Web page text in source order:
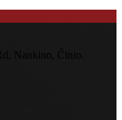
Nankino, Ĉinio.